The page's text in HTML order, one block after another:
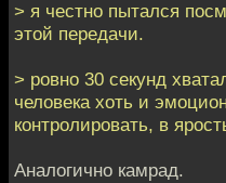
> я честно пытался
этой передачи.
> ровно 30 секунд
человека хоть и
контролировать, в
Аналогично камрад.